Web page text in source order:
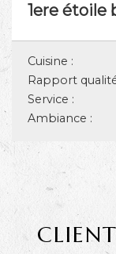
1ere étoile
Cuisine :
Rapport
Service :
Ambiance :